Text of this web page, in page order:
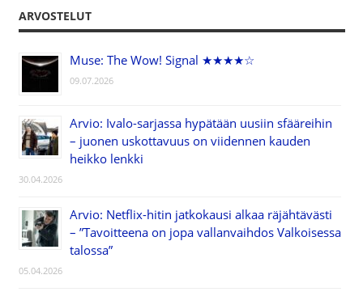
ARVOSTELUT
Muse: The Wow! Signal ★★★★☆
09.07.2026
Arvio: Ivalo-sarjassa hypätään uusiin sfääreihin
– juonen uskottavuus on viidennen kauden
heikko lenkki
30.04.2026
Arvio: Netflix-hitin jatkokausi alkaa räjähtävästi
– ”Tavoitteena on jopa vallanvaihdos Valkoisessa
talossa”
05.04.2026